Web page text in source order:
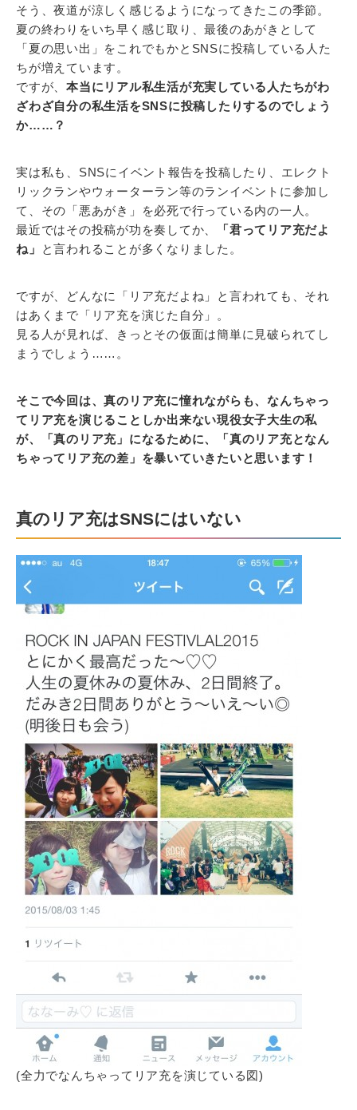
そう、夜道が涼しく感じるようになってきたこの季節。
夏の終わりをいち早く感じ取り、最後のあがきとして
「夏の思い出」をこれでもかとSNSに投稿している人た
ちが増えています。
ですが、 本当にリアル私生活が充実している人たちがわ
ざわざ自分の私生活をSNSに投稿したりするのでしょう
か……？
実は私も、SNSにイベント報告を投稿したり、エレクト
リックランやウォーターラン等のランイベントに参加し
て、その「悪あがき」を必死で行っている内の一人。
最近ではその投稿が功を奏してか、
「君ってリア充だよ
ね」
と言われることが多くなりました。
ですが、どんなに「リア充だよね」と言われても、それ
はあくまで「リア充を演じた自分」。
見る人が見れば、きっとその仮面は簡単に見破られてし
まうでしょう……。
そこで今回は、真のリア充に憧れながらも、なんちゃっ
てリア充を演じることしか出来ない現役女子大生の私
が、「真のリア充」になるために、「真のリア充となん
ちゃってリア充の差」を暴いていきたいと思います！
真のリア充はSNSにはいない
(全力でなんちゃってリア充を演じている図)